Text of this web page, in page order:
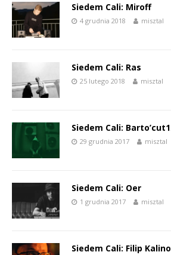
Siedem Cali: Miroff
4 grudnia 2018 misztal
Siedem Cali: Ras
25 lutego 2018 misztal
Siedem Cali:
29 grudnia 2017 misztal
Siedem Cali: Oer
1 grudnia 2017 misztal
Siedem Cali: Filip